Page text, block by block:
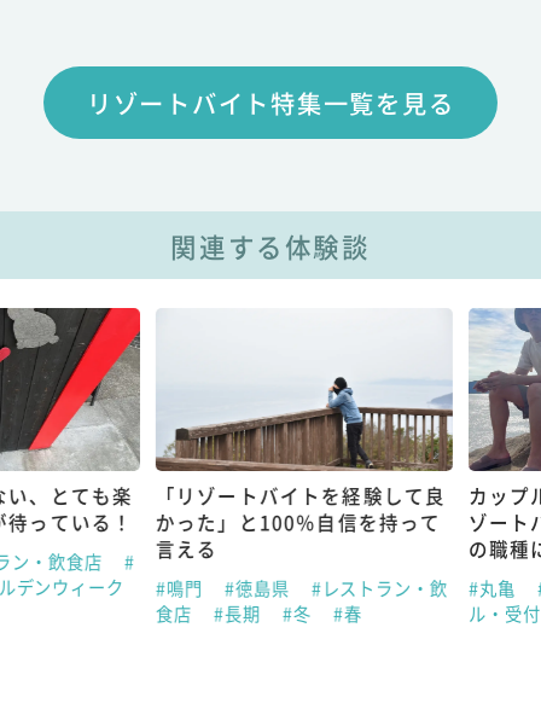
リゾートバイト特集一覧を見る
関連する体験談
とても楽
ている！
飲食店
#
ウィーク
「リゾートバイトを経験して良
かった」と100％自信を持って
言える
#鳴門 #徳島県
#レストラン・飲
食店
#長期 #冬 #春
カップル
ゾートバ
の職種に
#丸亀
#香
ル・受付